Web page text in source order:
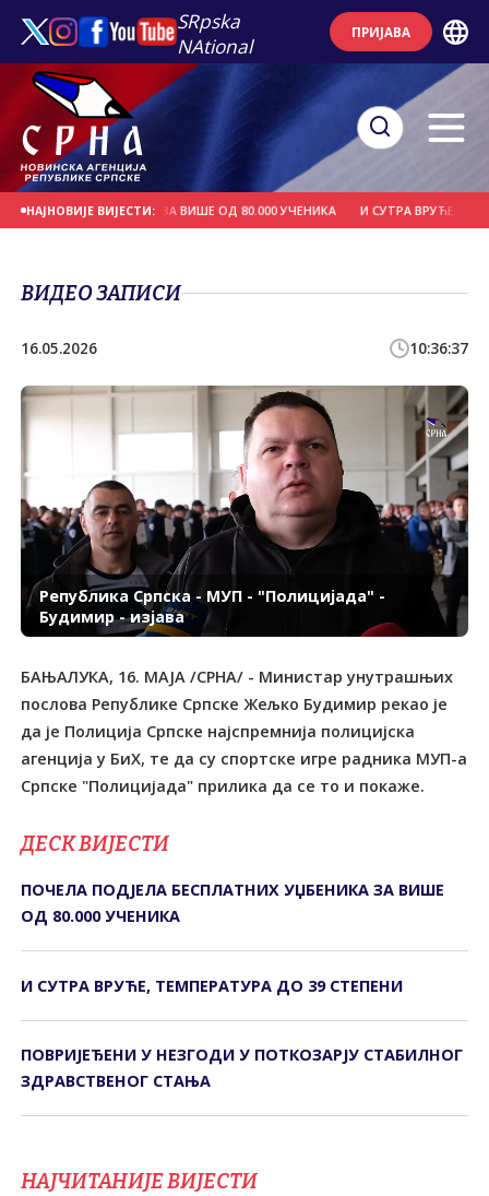
SRpska
NAtional
ПРИЈАВА
НАЈНОВИЈЕ ВИЈЕСТИ:
УЏБЕНИКА ЗА ВИШЕ ОД 80.000 УЧЕНИКА И СУТРА ВРУЋЕ,
ВИДЕО ЗАПИСИ
16.05.2026 10:36:37
Република Српска - МУП - "Полицијада" -
Будимир - изјава
БАЊАЛУКА, 16. МАЈА /СРНА/ - Министар унутрашњих
послова Републике Српске Жељко Будимир рекао је
да је Полиција Српске најспремнија полицијска
агенција у БиХ, те да су спортске игре радника МУП-а
Српске "Полицијада" прилика да се то и покаже.
ДЕСК ВИЈЕСТИ
ПОЧЕЛА ПОДЈЕЛА БЕСПЛАТНИХ УЏБЕНИКА ЗА ВИШЕ
ОД 80.000 УЧЕНИКА
И СУТРА ВРУЋЕ, ТЕМПЕРАТУРА ДО 39 СТЕПЕНИ
ПОВРИЈЕЂЕНИ У НЕЗГОДИ У ПОТКОЗАРЈУ СTАБИЛНОГ
ЗДРАВСTВЕНОГ СTАЊА
НАЈЧИТАНИЈЕ ВИЈЕСТИ